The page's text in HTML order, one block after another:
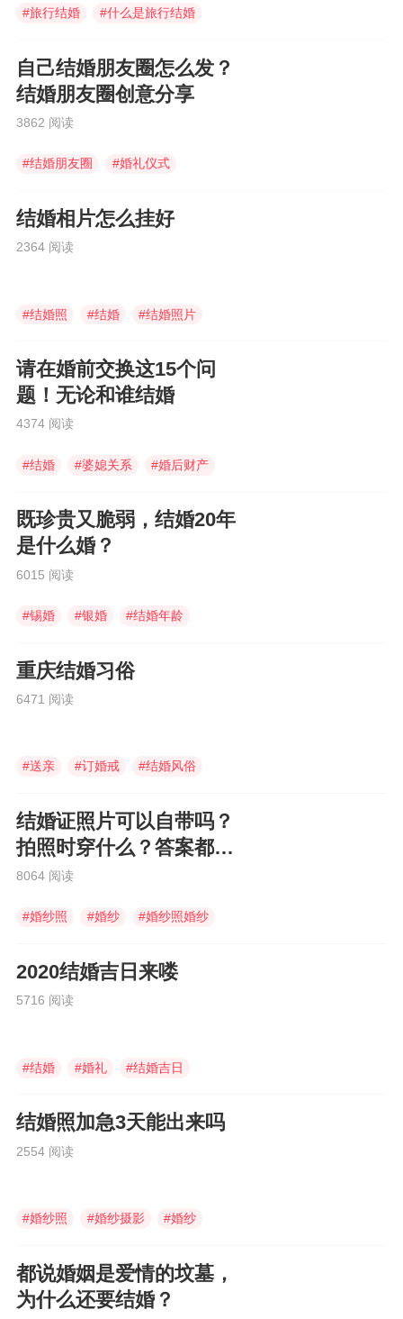
#旅行结婚 #什么是旅行结婚
自己结婚朋友圈怎么发？
结婚朋友圈创意分享
3862 阅读
#结婚朋友圈 #婚礼仪式
结婚相片怎么挂好
2364 阅读
#结婚照 #结婚 #结婚照片
请在婚前交换这15个问
题！无论和谁结婚
4374 阅读
#结婚 #婆媳关系 #婚后财产
既珍贵又脆弱，结婚20年
是什么婚？
6015 阅读
#锡婚 #银婚 #结婚年龄
重庆结婚习俗
6471 阅读
#送亲 #订婚戒 #结婚风俗
结婚证照片可以自带吗？
拍照时穿什么？答案都在
这里
8064 阅读
#婚纱照 #婚纱 #婚纱照婚纱
2020结婚吉日来喽
5716 阅读
#结婚 #婚礼 #结婚吉日
结婚照加急3天能出来吗
2554 阅读
#婚纱照 #婚纱摄影 #婚纱
都说婚姻是爱情的坟墓，
为什么还要结婚？